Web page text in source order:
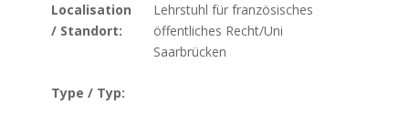
Localisation
/ Standort:
Lehrstuhl für französisches
öffentliches Recht/Uni
Saarbrücken
Type / Typ: